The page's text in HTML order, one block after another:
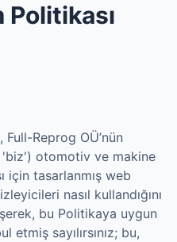
Reprog OÜ’nün
otomotiv ve makine
için tasarlanmış web
nasıl kullandığını
bu Politikaya uygun
etmiş sayılırsınız; bu,